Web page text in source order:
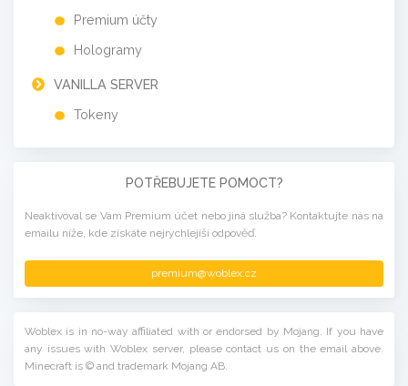
Premium účty
Hologramy
VANILLA SERVER
Tokeny
POTŘEBUJETE POMOCT?
Neaktivoval se Vám Premium účet nebo jiná služba? Kontaktujte nás na
emailu níže, kde získáte nejrychlejíší odpověď.
premium@woblex.cz
Woblex is in no-way affiliated with or endorsed by Mojang. If you have
any issues with Woblex server, please contact us on the email above.
Minecraft is © and trademark Mojang AB.